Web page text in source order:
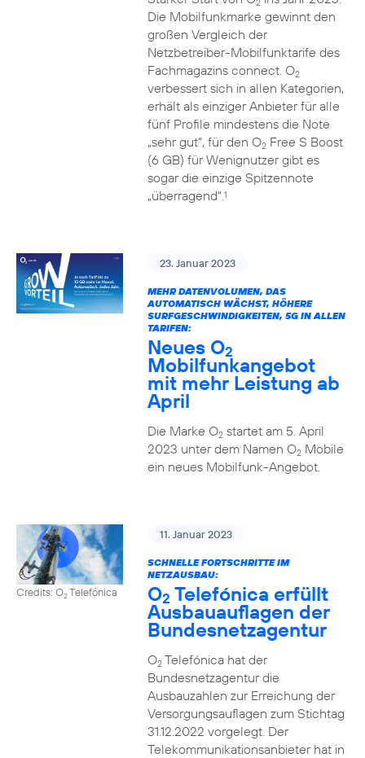
2
Die Mobilfunkmarke gewinnt den
großen Vergleich der
Netzbetreiber-Mobilfunktarife des
Fachmagazins connect. O2
verbessert sich in allen Kategorien,
erhält als einziger Anbieter für alle
fünf Profile mindestens die Note
„sehr gut“, für den O2Free S Boost
(6 GB) für Wenignutzer gibt es
sogar die einzige Spitzennote
„überragend“.1
23. Januar 2023
MEHR DATENVOLUMEN, DAS
AUTOMATISCH WÄCHST, HÖHERE
SURFGESCHWINDIGKEITEN, 5G IN ALLEN
TARIFEN:
Neues O2
Mobilfunkangebot
mit mehr Leistung ab
April
Die Marke O2startet am 5. April
2023 unter dem Namen O2Mobile
ein neues Mobilfunk-Angebot.
Credits: O2Telefónica
11. Januar 2023
SCHNELLE FORTSCHRITTE IM
NETZAUSBAU:
O2 Telefónica erfüllt
Ausbauauflagen der
Bundesnetzagentur
O2Telefónica hat der
Bundesnetzagentur die
Ausbauzahlen zur Erreichung der
Versorgungsauflagen zum Stichtag
31.12.2022 vorgelegt. Der
Telekommunikationsanbieter hat in